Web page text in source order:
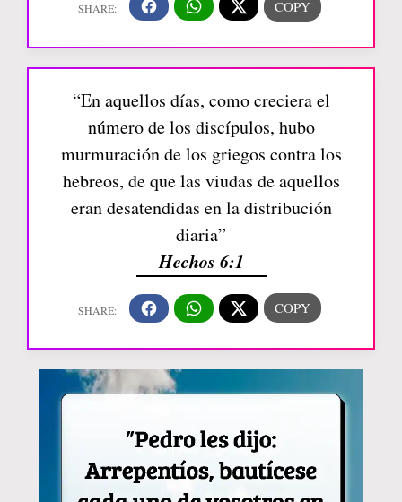
“En aquellos días, como creciera el
número de los discípulos, hubo
murmuración de los griegos contra los
hebreos, de que las viudas de aquellos
eran desatendidas en la distribución
diaria”
Hechos 6:1